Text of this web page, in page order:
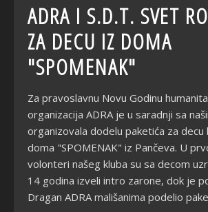
ADRA I S.D.T. SVET
ZA DECU IZ DOMA
"SPOMENAK"
Za pravoslavnu Novu Godinu
organizacija ADRA je u saradnji sa
organizovala dodelu paketića za
doma "SPOMENAK" iz Pančeva. U
volonteri našeg kluba su sa decom
14 godina izveli intro zarone, dok je
Dragan ADRA mališanima podelio